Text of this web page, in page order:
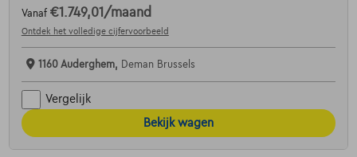
Vanaf €1.749,01 /maand
Ontdek het volledige cijfervoorbeeld
1160 Auderghem, Deman Brussels
Vergelijk
Bekijk wagen